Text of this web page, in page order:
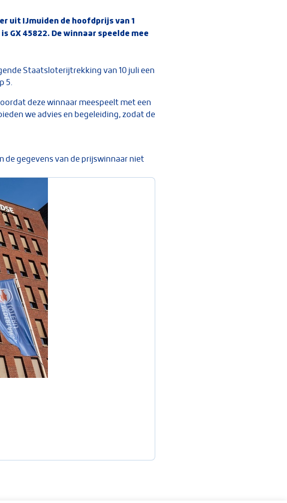
uit IJmuiden de hoofdprijs van 1
45822. De winnaar speelde mee
Staatsloterijtrekking van 10 juli een
5.
deze winnaar meespeelt met een
we advies en begeleiding, zodat de
gegevens van de prijswinnaar niet